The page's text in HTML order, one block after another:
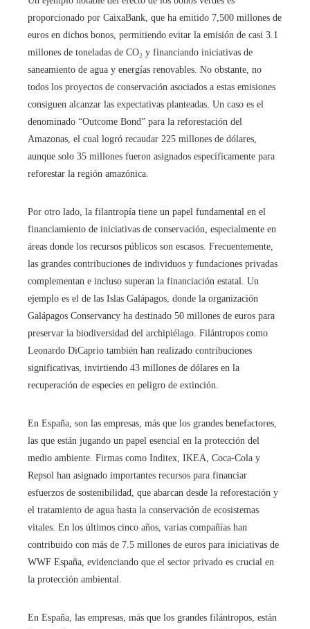
proporcionado por CaixaBank, que ha emitido 7,500 millones de
euros en dichos bonos, permitiendo evitar la emisión de casi 3.1
millones de toneladas de CO₂ y financiando iniciativas de
saneamiento de agua y energías renovables. No obstante, no
todos los proyectos de conservación asociados a estas emisiones
consiguen alcanzar las expectativas planteadas. Un caso es el
denominado “Outcome Bond” para la reforestación del
Amazonas, el cual logró recaudar 225 millones de dólares,
aunque solo 35 millones fueron asignados específicamente para
reforestar la región amazónica.
Por otro lado, la filantropía tiene un papel fundamental en el
financiamiento de iniciativas de conservación, especialmente en
áreas donde los recursos públicos son escasos. Frecuentemente,
las grandes contribuciones de individuos y fundaciones privadas
complementan e incluso superan la financiación estatal. Un
ejemplo es el de las Islas Galápagos, donde la organización
Galápagos Conservancy ha destinado 50 millones de euros para
preservar la biodiversidad del archipiélago. Filántropos como
Leonardo DiCaprio también han realizado contribuciones
significativas, invirtiendo 43 millones de dólares en la
recuperación de especies en peligro de extinción.
En España, son las empresas, más que los grandes benefactores,
las que están jugando un papel esencial en la protección del
medio ambiente. Firmas como Inditex, IKEA, Coca-Cola y
Repsol han asignado importantes recursos para financiar
esfuerzos de sostenibilidad, que abarcan desde la reforestación y
el tratamiento de agua hasta la conservación de ecosistemas
vitales. En los últimos cinco años, varias compañías han
contribuido con más de 7.5 millones de euros para iniciativas de
WWF España, evidenciando que el sector privado es crucial en
la protección ambiental.
En España, las empresas, más que los grandes filántropos, están